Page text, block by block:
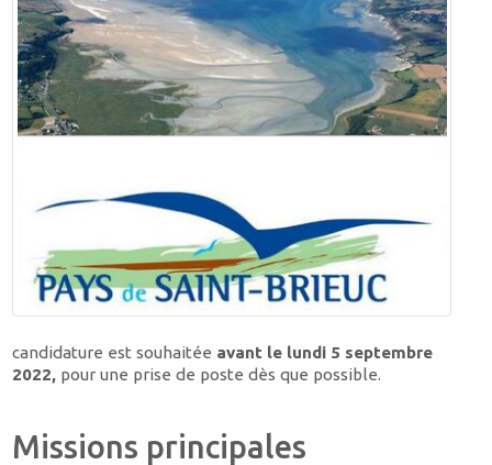
candidature est souhaitée avant le lundi 5 septembre
2022, pour une prise de poste dès que possible.
Missions principales